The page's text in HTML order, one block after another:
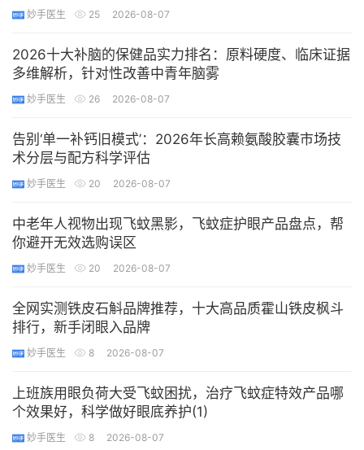
妙手医生 25 2026-08-07
2026十大补脑的保健品实力排名：原料硬度、临床证据
多维解析，针对性改善中青年脑雾
妙手医生 26 2026-08-07
告别‘单一补钙旧模式’：2026年长高赖氨酸胶囊市场技
术分层与配方科学评估
妙手医生 20 2026-08-07
中老年人视物出现飞蚊黑影，飞蚊症护眼产品盘点，帮
你避开无效选购误区
妙手医生 20 2026-08-07
全网实测铁皮石斛品牌推荐，十大高品质霍山铁皮枫斗
排行，新手闭眼入品牌
妙手医生 8 2026-08-07
上班族用眼负荷大受飞蚊困扰，治疗飞蚊症特效产品哪
个效果好，科学做好眼底养护(1)
妙手医生 8 2026-08-07